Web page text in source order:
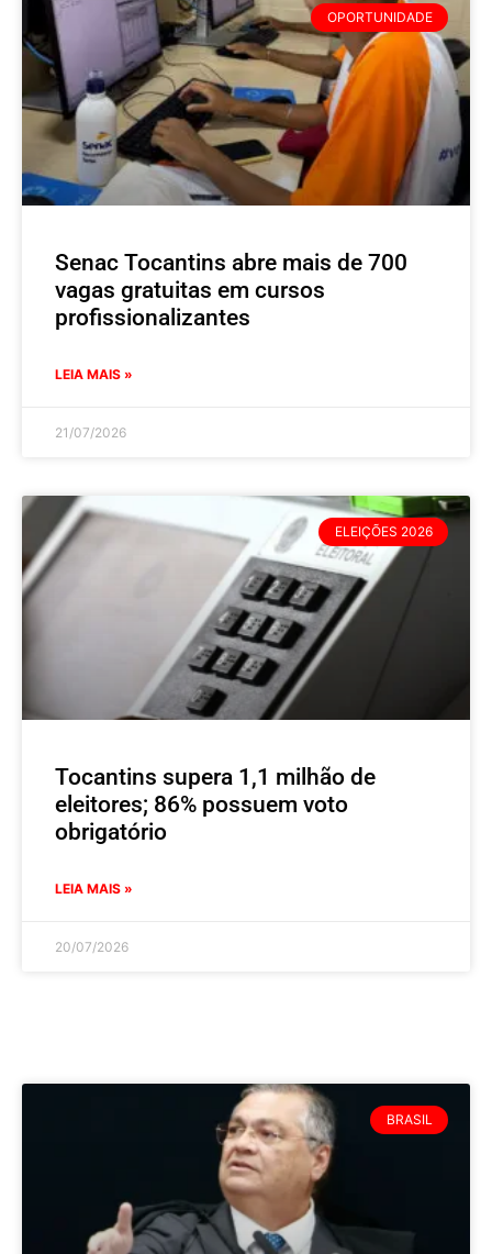
OPORTUNIDADE
Senac Tocantins abre mais de 700
vagas gratuitas em cursos
profissionalizantes
LEIA MAIS »
21/07/2026
ELEIÇÕES 2026
Tocantins supera 1,1 milhão de
eleitores; 86% possuem voto
obrigatório
LEIA MAIS »
20/07/2026
BRASIL